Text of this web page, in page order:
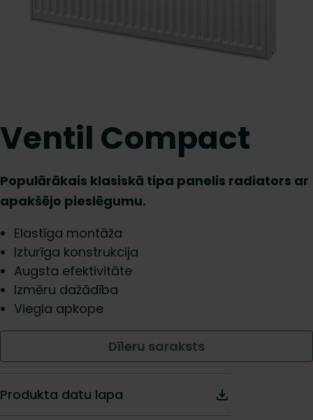
Ventil Compact
Populārākais klasiskā tipa panelis radiators ar
apakšējo pieslēgumu.
Elastīga montāža
Izturīga konstrukcija
Augsta efektivitāte
Izmēru dažādība
Viegla apkope
Dīleru saraksts
Produkta datu lapa